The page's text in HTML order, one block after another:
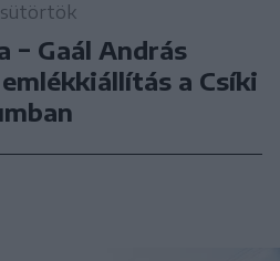
Gaál András
a Csíki